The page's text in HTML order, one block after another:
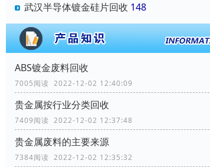
武汉半导体镀金硅片回收 148
ABS镀金废料回收
7005阅读 2022-12-02 12:40:09
贵金属按行业分类回收
7409阅读 2022-12-02 12:37:48
贵金属废料的主要来源
7384阅读 2022-12-02 12:35:32